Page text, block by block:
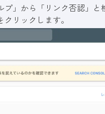
」から「リンク否認」と
リックします。